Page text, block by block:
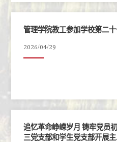
管理学院教工参加学校第二
2026/04/29
追忆革命峥嵘岁月 铸牢党
三党支部和学生党支部开展